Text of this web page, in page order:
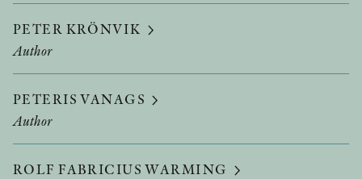
PETER KRÖNVIK
Author
PETERIS VANAGS
Author
ROLF FABRICIUS WARMING